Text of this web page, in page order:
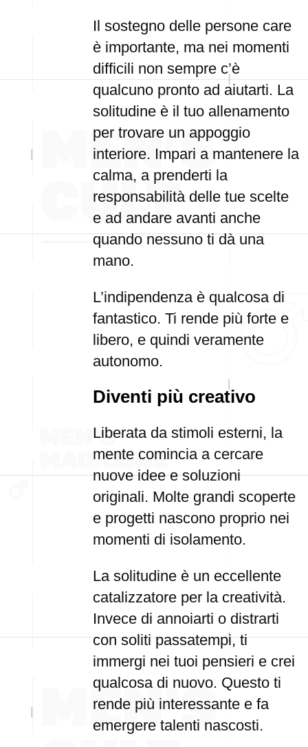
Il sostegno delle persone care
è importante, ma nei momenti
difficili non sempre c’è
qualcuno pronto ad aiutarti. La
solitudine è il tuo allenamento
per trovare un appoggio
interiore. Impari a mantenere la
calma, a prenderti la
responsabilità delle tue scelte
e ad andare avanti anche
quando nessuno ti dà una
mano.
L’indipendenza è qualcosa di
fantastico. Ti rende più forte e
libero, e quindi veramente
autonomo.
Diventi più creativo
Liberata da stimoli esterni, la
mente comincia a cercare
nuove idee e soluzioni
originali. Molte grandi scoperte
e progetti nascono proprio nei
momenti di isolamento.
La solitudine è un eccellente
catalizzatore per la creatività.
Invece di annoiarti o distrarti
con soliti passatempi, ti
immergi nei tuoi pensieri e crei
qualcosa di nuovo. Questo ti
rende più interessante e fa
emergere talenti nascosti.